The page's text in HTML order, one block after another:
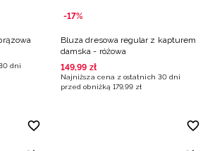
dni
-17%
Bluza dresowa regular z kapturem
damska - różowa
149,99 zł
Najniższa cena z ostatnich 30 dni
przed obniżką 179,99 zł